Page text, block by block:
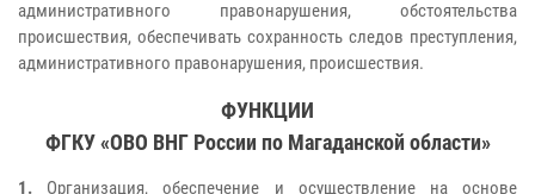
административного правонарушения, обстоятельства
происшествия, обеспечивать сохранность следов преступления,
административного правонарушения, происшествия.
ФУНКЦИИ
ФГКУ «ОВО ВНГ России по Магаданской области»
1. Организация, обеспечение и осуществление на основе